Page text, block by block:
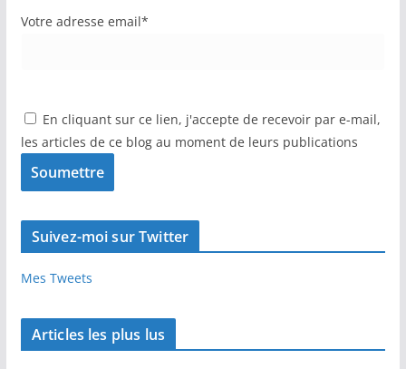
Votre adresse email*
En cliquant sur ce lien, j'accepte de recevoir par e-mail,
les articles de ce blog au moment de leurs publications
Suivez-moi sur Twitter
Mes Tweets
Articles les plus lus